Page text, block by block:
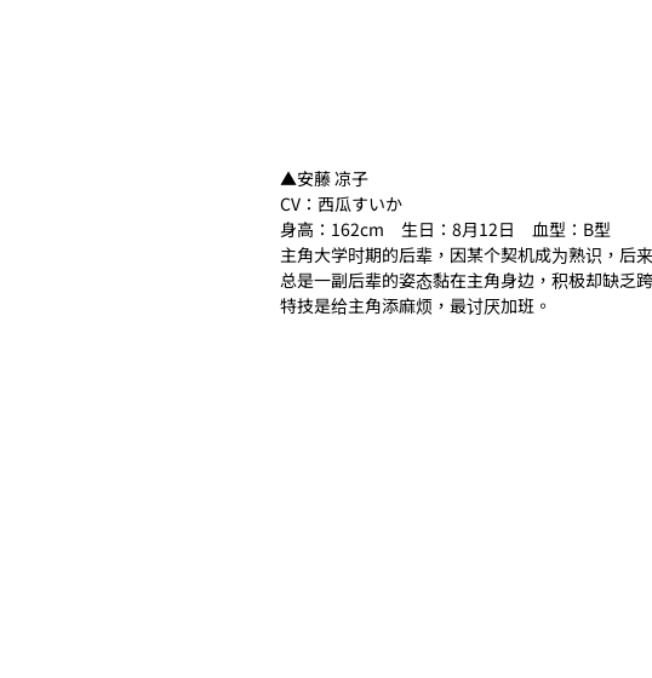
▲安藤 凉子
CV：西瓜すいか
身高：162cm　生日：8月12日　血型：B型
主角大学时期的后辈，因某个契机成为熟识，后
总是一副后辈的姿态黏在主角身边，积极却缺乏
特技是给主角添麻烦，最讨厌加班。